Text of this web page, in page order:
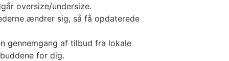
oversize/undersize.
ændrer sig, så få opdaterede
gennemgang af tilbud fra lokale
for dig.